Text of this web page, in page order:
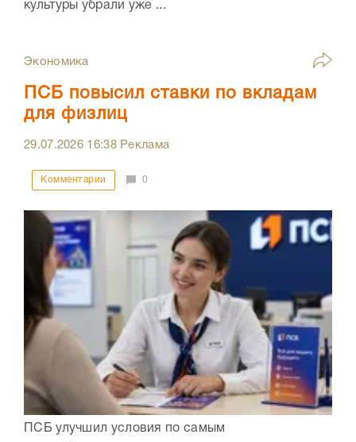
культуры убрали уже ...
Экономика
ПСБ повысил ставки по вкладам
для физлиц
29.07.2026 16:38Реклама
Комментарии 0
ПСБ улучшил условия по самым